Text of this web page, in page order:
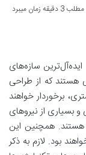
زمان میبرد
سازه‌های
هستند که از طراحی
برخوردار خواهند
بسیاری از نیروهای
هستند. همچنین این
بود. لازم به ذکر